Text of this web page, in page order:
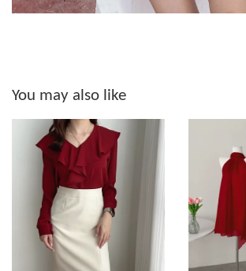
You may also like